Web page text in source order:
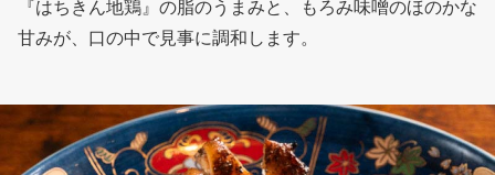
『はちきん地鶏』の脂のうまみと、もろみ味噌のほのかな
甘みが、口の中で見事に調和します。